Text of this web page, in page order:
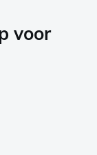
voor